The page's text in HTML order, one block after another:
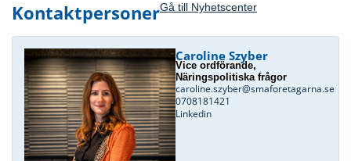
KontaktpersonerGå till Nyhetscenter
Caroline Szyber
Vice ordförande,
Näringspolitiska frågor
caroline.szyber@smaforetagarna.se
0708181421
Linkedin